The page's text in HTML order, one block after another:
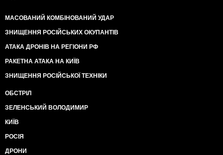
МАСОВАНИЙ КОМБІНОВАНИЙ УДАР
ЗНИЩЕННЯ РОСІЙСЬКИХ ОКУПАНТІВ
АТАКА ДРОНІВ НА РЕГІОНИ РФ
РАКЕТНА АТАКА НА КИЇВ
ЗНИЩЕННЯ РОСІЙСЬКОЇ ТЕХНІКИ
ОБСТРІЛ
ЗЕЛЕНСЬКИЙ ВОЛОДИМИР
КИЇВ
РОСІЯ
ДРОНИ